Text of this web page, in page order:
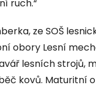
ruch.“
ze SOŠ
obory Lesní
lesních strojů,
kovů. Maturitní